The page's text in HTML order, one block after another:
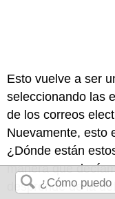
Esto vuelve a ser
seleccionando las
de los correos
Nuevamente, esto
¿Dónde están
manera que
desprende de la